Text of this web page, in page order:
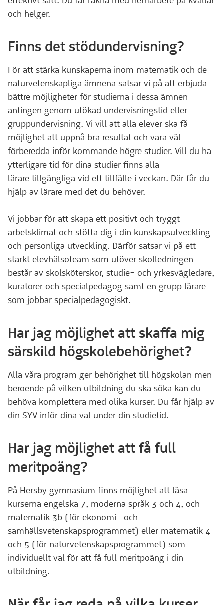
och helger.
Finns det stödundervisning?
För att stärka kunskaperna inom matematik och de
naturvetenskapliga ämnena satsar vi på att erbjuda
bättre möjligheter för studierna i dessa ämnen
antingen genom utökad undervisningstid eller
gruppundervisning. Vi vill att alla elever ska få
möjlighet att uppnå bra resultat och vara väl
förberedda inför kommande högre studier. Vill du ha
ytterligare tid för dina studier finns alla
lärare tillgängliga vid ett tillfälle i veckan. Där får du
hjälp av lärare med det du behöver.
Vi jobbar för att skapa ett positivt och tryggt
arbetsklimat och stötta dig i din kunskapsutveckling
och personliga utveckling. Därför satsar vi på ett
starkt elevhälsoteam som utöver skolledningen
består av skolsköterskor, studie- och yrkesvägledare,
kuratorer och specialpedagog samt en grupp lärare
som jobbar specialpedagogiskt.
Har jag möjlighet att skaffa mig
särskild högskolebehörighet?
Alla våra program ger behörighet till högskolan men
beroende på vilken utbildning du ska söka kan du
behöva komplettera med olika kurser. Du får hjälp av
din SYV inför dina val under din studietid.
Har jag möjlighet att få full
meritpoäng?
På Hersby gymnasium finns möjlighet att läsa
kurserna engelska 7, moderna språk 3 och 4, och
matematik 3b (för ekonomi- och
samhällsvetenskapsprogrammet) eller matematik 4
och 5 (för naturvetenskapsprogrammet) som
individuellt val för att få full meritpoäng i din
utbildning.